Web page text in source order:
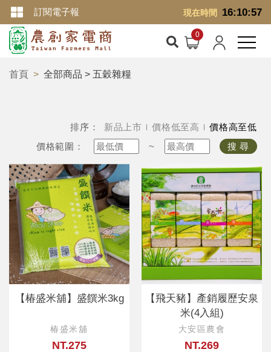
現在時間 16:10:58
訂閱電子報
首頁 全部商品 > 五穀雜糧
排序： 新品上市 價格低至高
價格高至低
價格範圍：
~ 搜 尋
【椿盛米舖】盛饌米3kg
椿盛米舖
NT.275
【飛天豬】產銷履歷安泉
米(4入組)
大安區農會
NT.269